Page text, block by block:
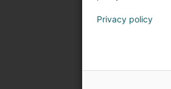
Privacy policy